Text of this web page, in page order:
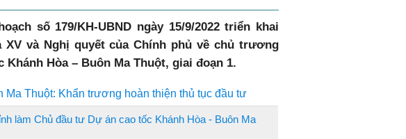
số 179/KH-UBND ngày 15/9/2022 triển khai
XV và Nghị quyết của Chính phủ về chủ trương
Hòa – Buôn Ma Thuột, giai đoạn 1.
Ma Thuột: Khẩn trương hoàn thiện thủ tục đầu tư
làm Chủ đầu tư Dự án cao tốc Khánh Hòa - Buôn Ma